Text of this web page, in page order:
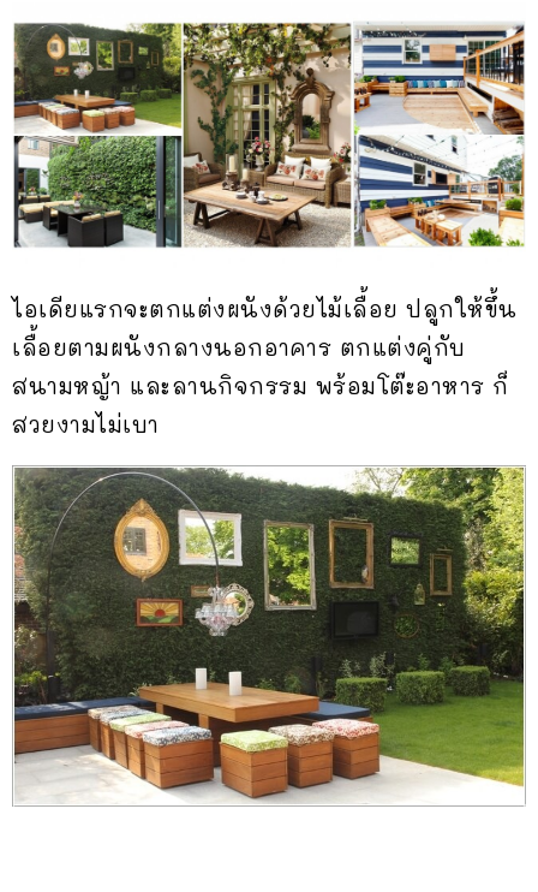
ไอเดียแรกจะตกแต่งผนังด้วยไม้เลื้อย ปลูกให้ขึ้น
เลื้อยตามผนังกลางนอกอาคาร ตกแต่งคู่กับ
สนามหญ้า และลานกิจกรรม พร้อมโต๊ะอาหาร ก็
สวยงามไม่เบา